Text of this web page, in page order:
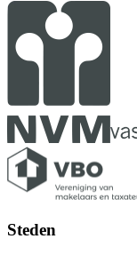
Steden